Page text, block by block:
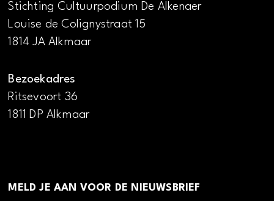
Stichting Cultuurpodium De Alkenaer
Louise de Colignystraat 15
1814 JA Alkmaar
Bezoekadres
Ritsevoort 36
1811 DP Alkmaar
MELD JE AAN VOOR DE NIEUWSBRIEF